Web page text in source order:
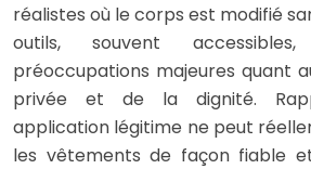
réalistes où le corps est modifié
outils, souvent
préoccupations majeures quant
privée et de la dignité.
application légitime ne peut
les vêtements de façon fiable